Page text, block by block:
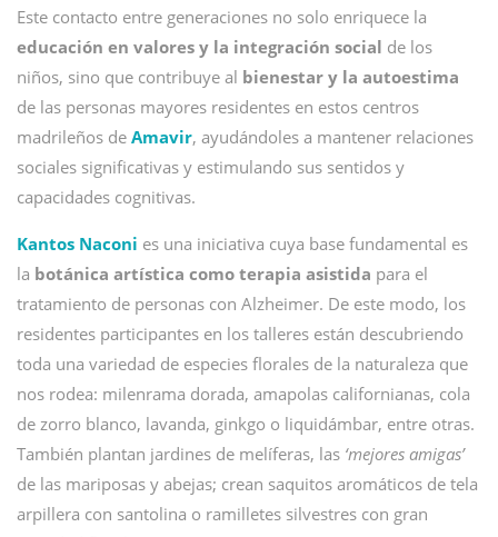
Este contacto entre generaciones no solo enriquece la
educación en valores y la integración social de los
niños, sino que contribuye al bienestar y la autoestima
de las personas mayores residentes en estos centros
madrileños de Amavir, ayudándoles a mantener relaciones
sociales significativas y estimulando sus sentidos y
capacidades cognitivas.
Kantos Naconi es una iniciativa cuya base fundamental es
la botánica artística como terapia asistida para el
tratamiento de personas con Alzheimer. De este modo, los
residentes participantes en los talleres están descubriendo
toda una variedad de especies florales de la naturaleza que
nos rodea: milenrama dorada, amapolas californianas, cola
de zorro blanco, lavanda, ginkgo o liquidámbar, entre otras.
También plantan jardines de melíferas, las ‘mejores amigas’
de las mariposas y abejas; crean saquitos aromáticos de tela
arpillera con santolina o ramilletes silvestres con gran